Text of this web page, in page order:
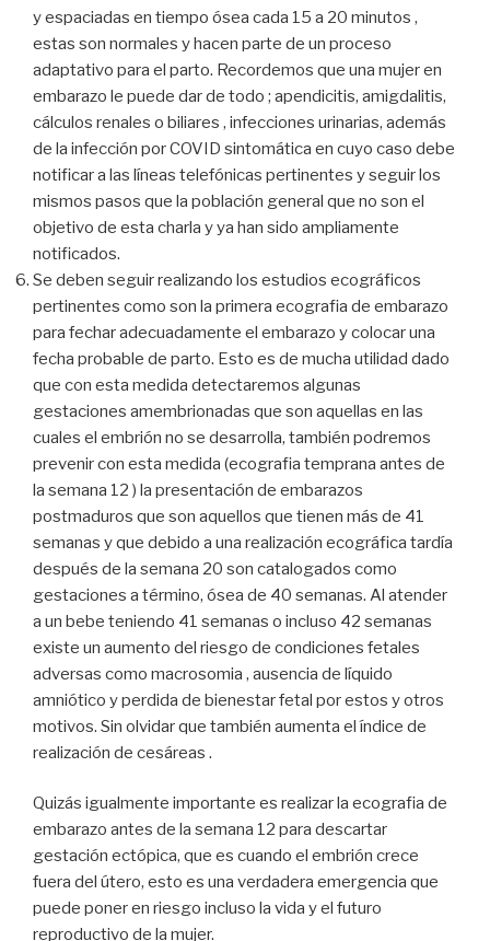
y espaciadas en tiempo ósea cada 15 a 20 minutos ,
estas son normales y hacen parte de un proceso
adaptativo para el parto. Recordemos que una mujer en
embarazo le puede dar de todo ; apendicitis, amigdalitis,
cálculos renales o biliares , infecciones urinarias, además
de la infección por COVID sintomática en cuyo caso debe
notificar a las líneas telefónicas pertinentes y seguir los
mismos pasos que la población general que no son el
objetivo de esta charla y ya han sido ampliamente
notificados.
Se deben seguir realizando los estudios ecográficos
pertinentes como son la primera ecografia de embarazo
para fechar adecuadamente el embarazo y colocar una
fecha probable de parto. Esto es de mucha utilidad dado
que con esta medida detectaremos algunas
gestaciones amembrionadas que son aquellas en las
cuales el embrión no se desarrolla, también podremos
prevenir con esta medida (ecografia temprana antes de
la semana 12 ) la presentación de embarazos
postmaduros que son aquellos que tienen más de 41
semanas y que debido a una realización ecográfica tardía
después de la semana 20 son catalogados como
gestaciones a término, ósea de 40 semanas. Al atender
a un bebe teniendo 41 semanas o incluso 42 semanas
existe un aumento del riesgo de condiciones fetales
adversas como macrosomia , ausencia de líquido
amniótico y perdida de bienestar fetal por estos y otros
motivos. Sin olvidar que también aumenta el índice de
realización de cesáreas .
Quizás igualmente importante es realizar la ecografia de
embarazo antes de la semana 12 para descartar
gestación ectópica, que es cuando el embrión crece
fuera del útero, esto es una verdadera emergencia que
puede poner en riesgo incluso la vida y el futuro
reproductivo de la mujer.